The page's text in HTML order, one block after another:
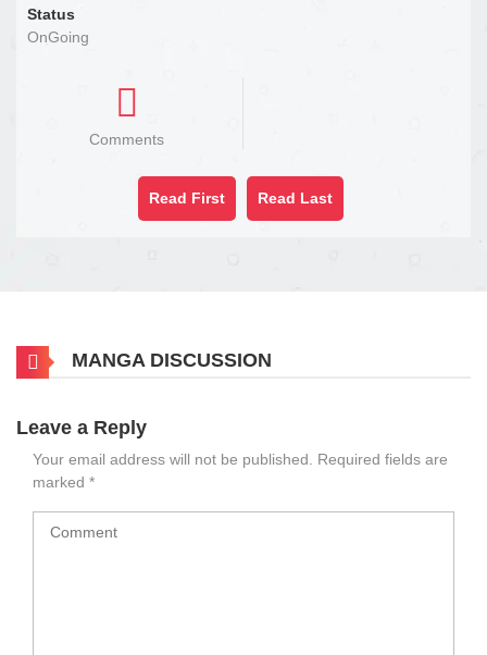
Status
OnGoing
Comments
Read First Read Last
MANGA DISCUSSION
Leave a Reply
Your email address will not be published. Required fields are
marked *